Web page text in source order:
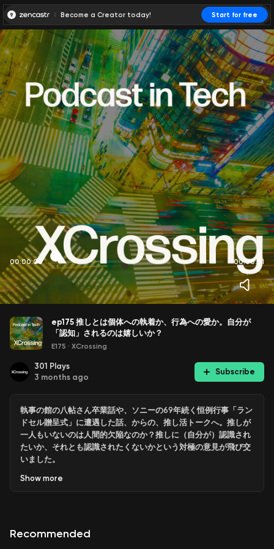
Become a Creator today! Start for free
00:00:00 00:00:01
ep175 推しとは個体への執着か、行為への愛か。自分が
「認知」されるのは嬉しいか？
E175 · XCrossing
301 Plays
3 months ago
Subscribe
執事の館の八帖さん卒業話や、ソニーの69年続く恒例行事「ラン
ドセル贈呈式」に遭遇した話、からの、推し活トークへ。推しが
一人もいないのは人間的欠陥なのか？推しに（自分が）認識され
たいか、それとも認識されたくないかという対極の意見が飛び交
いました。
00:47 執事の館の給仕係 八帖さんが3月末に卒業、全国の主（あ
「ランドセル贈呈式」
Show more
Recommended